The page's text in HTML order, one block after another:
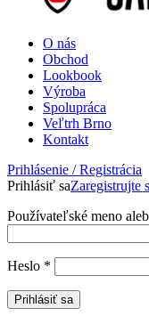
O nás
Obchod
Lookbook
Výroba
Spolupráca
Veľtrh Brno
Kontakt
Prihlásenie / Registrácia
Prihlásiť saZaregistrujte
Používateľské meno
Heslo *
Prihlásiť sa